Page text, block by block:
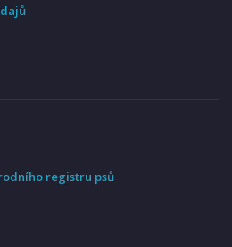
registru psů